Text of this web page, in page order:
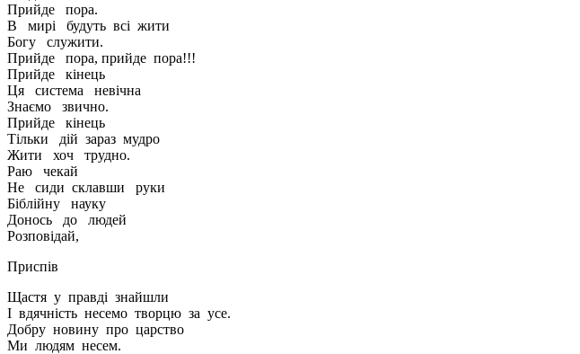
Прийде пора.
В мирі будуть всі жити
Богу служити.
Прийде пора, прийде пора!!!
Прийде кінець
Ця система невічна
Знаємо звично.
Прийде кінець
Тільки дій зараз мудро
Жити хоч трудно.
Раю чекай
Не сиди склавши руки
Біблійну науку
Донось до людей
Розповідай,
Приспів
Щастя у правді знайшли
І вдячність несемо творцю за усе.
Добру новину про царство
Ми людям несем.